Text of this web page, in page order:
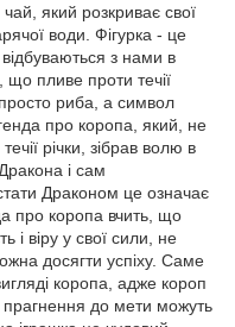
який розкриває свої
води. Фігурка - це
відбуваються з нами в
пливе проти течії
просто риба, а символ
про коропа, який, не
річки, зібрав волю в
і сам
Драконом це означає
про коропа вчить, що
і віру у свої сили, не
досягти успіху. Саме
коропа, адже короп
прагнення до мети можуть